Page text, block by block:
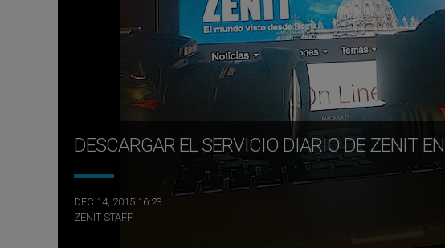
DESCARGAR EL SERVICIO DIARIO DE ZENIT
DEC 14, 2015 16:23
ZENIT STAFF